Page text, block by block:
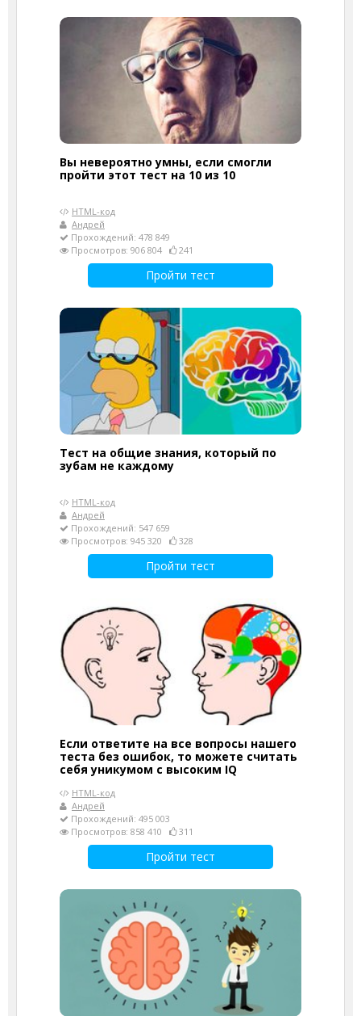
Вы невероятно умны, если смогли
пройти этот тест на 10 из 10
HTML-код
Андрей
Прохождений: 478 849
Просмотров: 906 804
241
Пройти тест
Тест на общие знания, который по
зубам не каждому
HTML-код
Андрей
Прохождений: 547 659
Просмотров: 945 320
328
Пройти тест
Если ответите на все вопросы нашего
теста без ошибок, то можете считать
себя уникумом с высоким IQ
HTML-код
Андрей
Прохождений: 495 003
Просмотров: 858 410
311
Пройти тест